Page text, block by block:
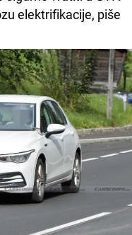
elektrifikacije, piše